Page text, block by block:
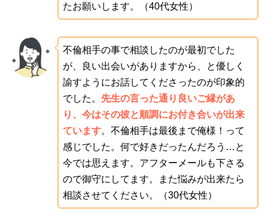
たお願いします。（40代女性）
不倫相手の事で相談したのが最初でした
が、良い出会いがありますから、と優しく
諭すようにお話してくださったのが印象的
でした。 先生の言った通り良いご縁があ
り、今はその彼と順調にお付き合いが出来
ています。不倫相手は最後まで俺様！って
感じでした。何で好きだったんだろう…と
今では思えます。アフターメールも下さる
ので御守にしてます。また悩みが出来たら
相談させてください。（30代女性）